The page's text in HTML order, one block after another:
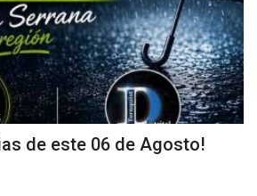
de este 06 de Agosto!